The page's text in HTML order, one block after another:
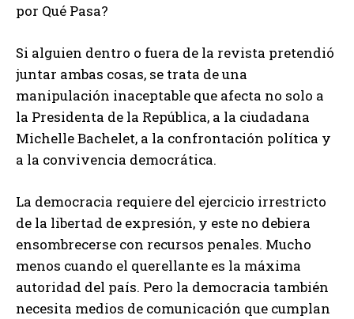
por Qué Pasa?
Si alguien dentro o fuera de la revista pretendió
juntar ambas cosas, se trata de una
manipulación inaceptable que afecta no solo a
la Presidenta de la República, a la ciudadana
Michelle Bachelet, a la confrontación política y
a la convivencia democrática.
La democracia requiere del ejercicio irrestricto
de la libertad de expresión, y este no debiera
ensombrecerse con recursos penales. Mucho
menos cuando el querellante es la máxima
autoridad del país. Pero la democracia también
necesita medios de comunicación que cumplan